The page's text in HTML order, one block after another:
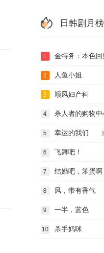
日韩剧月
1 金特务：本色回
2 人鱼小姐
3 顺风妇产科
4 杀人者的购物中
5 幸运的我们
6 飞舞吧！
7 结婚吧，笨蛋啊
8 风，带有香气
9 一半，蓝色
10 杀手妈咪